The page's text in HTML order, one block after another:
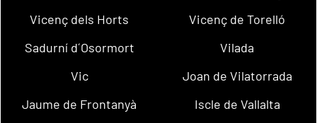
Vicenç dels Horts
Vicenç de Torelló
Sadurní d´Osormort
Vilada
Vic
Joan de Vilatorrada
Jaume de Frontanyà
Iscle de Vallalta